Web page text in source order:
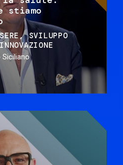
stiamo
SVILUPPO
Siciliano